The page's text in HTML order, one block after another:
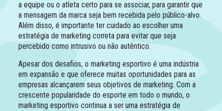
a equipe ou o atleta certo para se associar, para garantir que
a mensagem da marca seja bem recebida pelo público-alvo.
Além disso, é importante ter cuidado ao escolher uma
estratégia de marketing correta para evitar que seja
percebido como intrusivo ou não autêntico.
Apesar dos desafios, o marketing esportivo é uma indústria
em expansão e que oferece muitas oportunidades para as
empresas alcançarem seus objetivos de marketing. Com a
crescente popularidade do esporte em todo o mundo, o
marketing esportivo continua a ser uma estratégia de